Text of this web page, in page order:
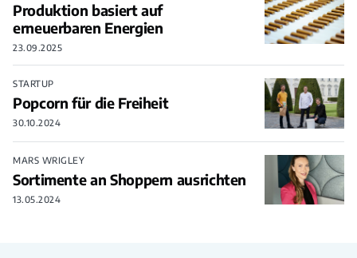
Produktion basiert auf
erneuerbaren Energien
23.09.2025
STARTUP
Popcorn für die Freiheit
30.10.2024
MARS WRIGLEY
Sortimente an Shoppern ausrichten
13.05.2024